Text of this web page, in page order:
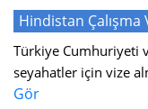
Hindistan
Türkiye Cumhuriyeti
seyahatler için vize
Gör